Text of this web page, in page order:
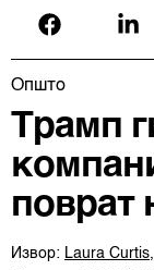
Општо
Трамп
поврат
Извор: Laura